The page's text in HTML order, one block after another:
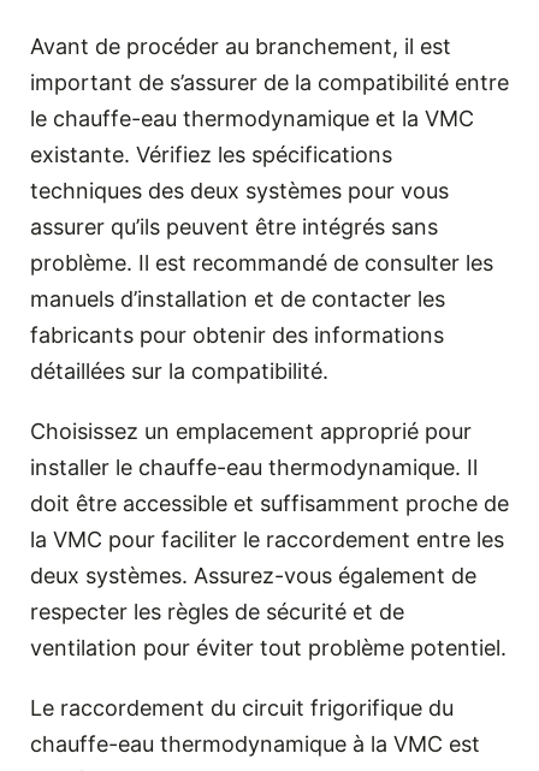
Avant de procéder au branchement, il est
important de s’assurer de la compatibilité entre
le chauffe-eau thermodynamique et la VMC
existante. Vérifiez les spécifications
techniques des deux systèmes pour vous
assurer qu’ils peuvent être intégrés sans
problème. Il est recommandé de consulter les
manuels d’installation et de contacter les
fabricants pour obtenir des informations
détaillées sur la compatibilité.
Choisissez un emplacement approprié pour
installer le chauffe-eau thermodynamique. Il
doit être accessible et suffisamment proche de
la VMC pour faciliter le raccordement entre les
deux systèmes. Assurez-vous également de
respecter les règles de sécurité et de
ventilation pour éviter tout problème potentiel.
Le raccordement du circuit frigorifique du
chauffe-eau thermodynamique à la VMC est